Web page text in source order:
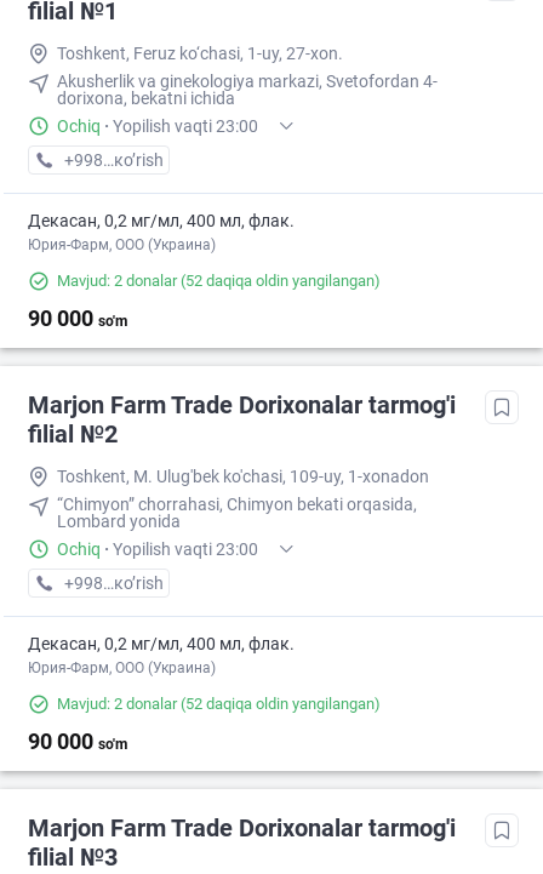
filial №1
Toshkent, Feruz ko‘chasi, 1-uy, 27-xon.
Akusherlik va ginekologiya markazi, Svetofordan 4-
dorixona, bekatni ichida
Ochiq · Yopilish vaqti 23:00
+998 (77) XXX-XX-XX
кo’rish
Декасан, 0,2 мг/мл, 400 мл, флак.
Юрия-Фарм, ООО (Украина)
Mavjud: 2 donalar(52 daqiqa oldin yangilangan)
90 000 so'm
Marjon Farm Trade Dorixonalar tarmog'i
filial №2
Toshkent, M. Ulug'bek ko'chasi, 109-uy, 1-xonadon
“Chimyon” chorrahasi, Chimyon bekati orqasida,
Lombard yonida
Ochiq · Yopilish vaqti 23:00
+998 (71) XXX-XX-XX
кo’rish
Декасан, 0,2 мг/мл, 400 мл, флак.
Юрия-Фарм, ООО (Украина)
Mavjud: 2 donalar(52 daqiqa oldin yangilangan)
90 000 so'm
Marjon Farm Trade Dorixonalar tarmog'i
filial №3